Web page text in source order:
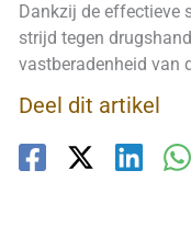
Dankzij de effectieve
strijd tegen
vastberadenheid van
Deel dit artikel